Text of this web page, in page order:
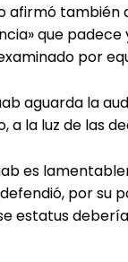
afirmó también
que
por
aguarda la
a la luz de las
es
por su
estatus